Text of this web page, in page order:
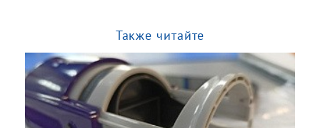
Также читайте